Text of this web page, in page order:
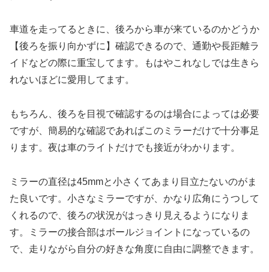
車道を走ってるときに、後ろから車が来ているのかどうか
【後ろを振り向かずに】確認できるので、通勤や長距離ラ
イドなどの際に重宝してます。もはやこれなしでは生きら
れないほどに愛用してます。
もちろん、後ろを目視で確認するのは場合によっては必要
ですが、簡易的な確認であればこのミラーだけで十分事足
ります。夜は車のライトだけでも接近がわかります。
ミラーの直径は45mmと小さくてあまり目立たないのがま
た良いです。小さなミラーですが、かなり広角にうつして
くれるので、後ろの状況がはっきり見えるようになりま
す。ミラーの接合部はボールジョイントになっているの
で、走りながら自分の好きな角度に自由に調整できます。